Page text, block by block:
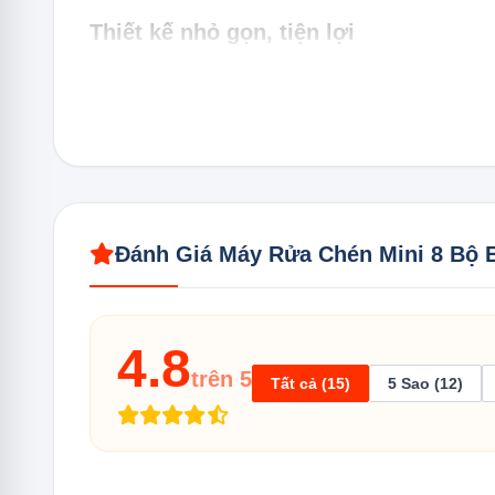
Thiết kế nhỏ gọn, tiện lợi
được thiết kế theo tiêu chuẩn châu Âu, kiểu dáng
chén đĩa cùng lúc một cách hiệu quả.
Ngoài ra, máy còn có thể kết hợp rửa các loại tô, đĩa
giá hai tầng giúp người dùng sắp xếp chén đĩa và các
Trang bị 8 chương trình rửa đa dạng
Máy Rửa Chén Mini 8 Bộ Eurosun SKS60E08EU
Đánh Giá Máy Rửa Chén Mini 8 Bộ
4.8trên 5 Tất cả (15) 5 Sao (12)